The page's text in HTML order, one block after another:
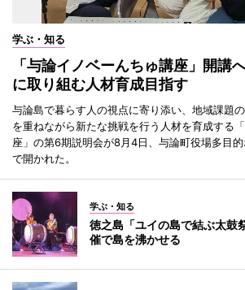
学ぶ・知る
「与論イノベーんちゅ講座」開
に取り組む人材育成目指す
与論島で暮らす人の視点に寄り添い、地域課題
を重ねながら新たな挑戦を行う人材を育成する
座」の第6期説明会が8月4日、与論町役場多目的
で開かれた。
学ぶ・知る
徳之島「ユイの島で結ぶ太
催で島を沸かせる